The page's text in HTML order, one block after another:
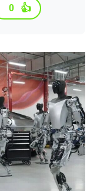
👍
0